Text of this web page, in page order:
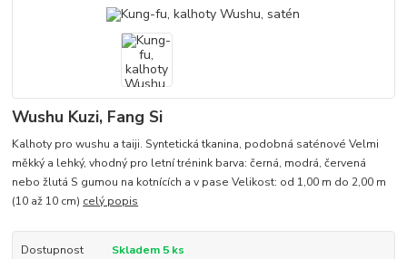
Wushu Kuzi, Fang Si
Kalhoty pro wushu a taiji. Syntetická tkanina, podobná saténové Velmi
měkký a lehký, vhodný pro letní trénink barva: černá, modrá, červená
nebo žlutá S gumou na kotnících a v pase Velikost: od 1,00 m do 2,00 m
(10 až 10 cm) celý popis
Dostupnost
Skladem 5 ks